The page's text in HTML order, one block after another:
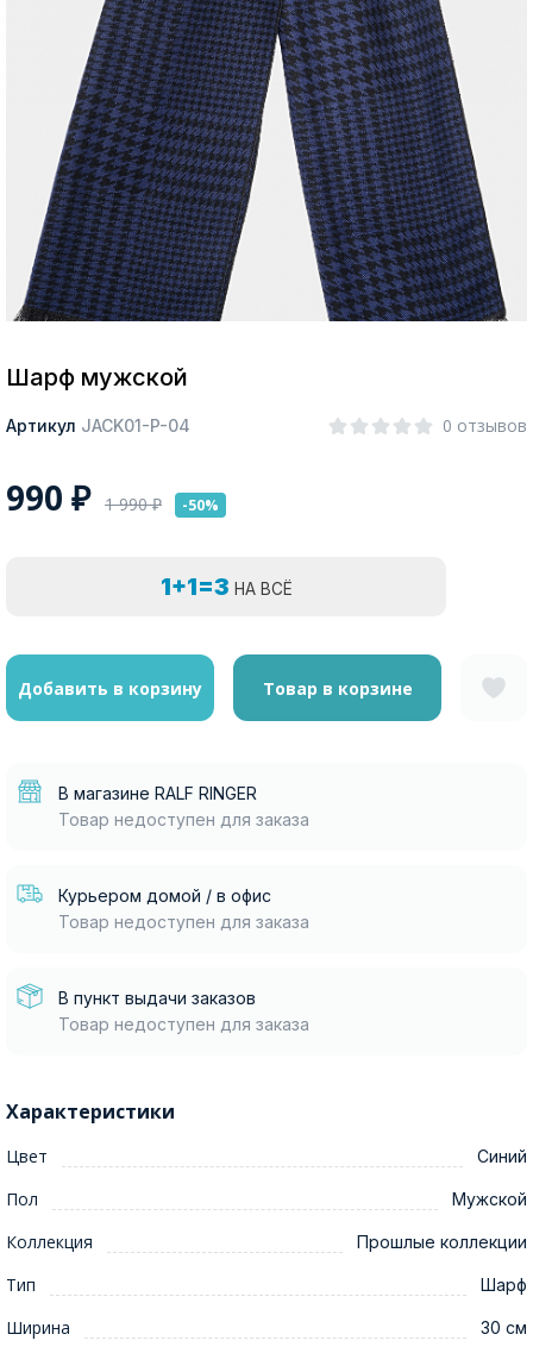
Москва
Да, все верно Изменить город
О компании
Шарф мужской
Артикул JACK01-P-04 0 отзывов
990 ₽ 1 990₽ -50%
1+1=3 НА ВСЁ
Добавить в корзину Товар в корзине
В магазине RALF RINGER
Товар недоступен для заказа
Курьером домой / в офис
Товар недоступен для заказа
В пункт выдачи заказов
Товар недоступен для заказа
Характеристики
Цвет Синий
Пол Мужской
Коллекция Прошлые коллекции
Тип Шарф
Ширина 30 см